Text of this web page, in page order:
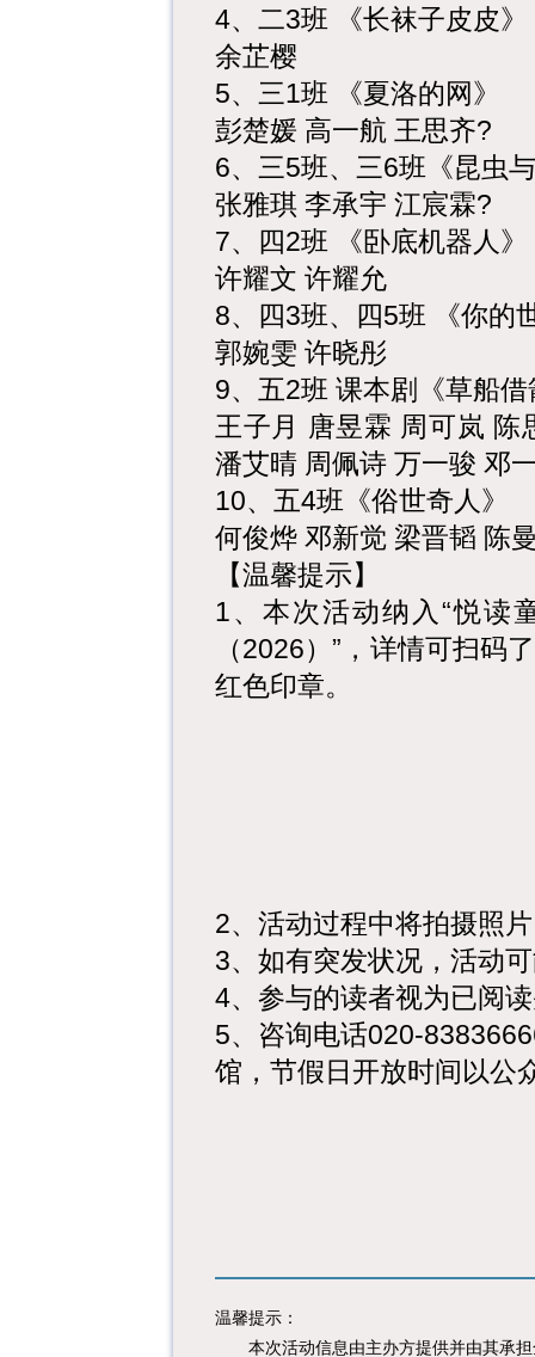
4、二3班 《长袜子皮皮》
余芷樱
5、三1班 《夏洛的网》
彭楚媛 高一航 王思齐?
6、三5班、三6班《昆虫
张雅琪 李承宇 江宸霖?
7、四2班 《卧底机器人》
许耀文 许耀允
8、四3班、四5班 《你的
郭婉雯 许晓彤
9、五2班 课本剧《草船
王子月 唐昱霖 周可岚 陈
潘艾晴 周佩诗 万一骏 邓
10、五4班《俗世奇人》
何俊烨 邓新觉 梁晋韬 陈
【温馨提示】
1、本次活动纳入“悦
（2026）”，详情可扫码
红色印章。
2、活动过程中将拍摄照
3、如有突发状况，活动
4、参与的读者视为已阅
5、咨询电话020-
馆，节假日开放时间以公
温馨提示：
本次活动信息由主办方提供并由其承担